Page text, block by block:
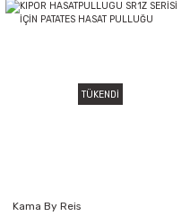
TÜKENDİ
Kama By Reis